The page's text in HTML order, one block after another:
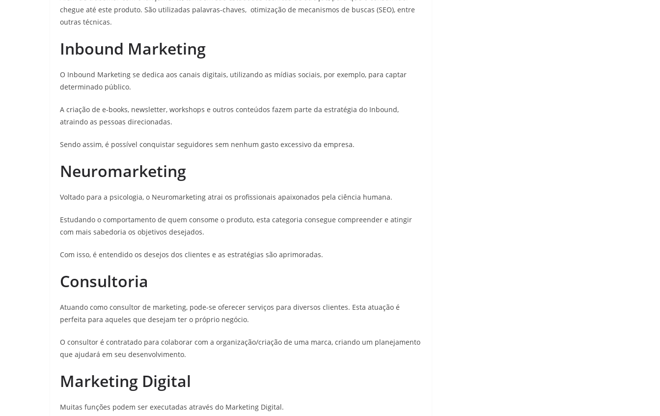
chegue até este produto. São utilizadas palavras-chaves, otimização de mecanismos de buscas (SEO), entre
outras técnicas.
Inbound Marketing
O Inbound Marketing se dedica aos canais digitais, utilizando as mídias sociais, por exemplo, para captar
determinado público.
A criação de e-books, newsletter, workshops e outros conteúdos fazem parte da estratégia do Inbound,
atraindo as pessoas direcionadas.
Sendo assim, é possível conquistar seguidores sem nenhum gasto excessivo da empresa.
Neuromarketing
Voltado para a psicologia, o Neuromarketing atrai os profissionais apaixonados pela ciência humana.
Estudando o comportamento de quem consome o produto, esta categoria consegue compreender e atingir
com mais sabedoria os objetivos desejados.
Com isso, é entendido os desejos dos clientes e as estratégias são aprimoradas.
Consultoria
Atuando como consultor de marketing, pode-se oferecer serviços para diversos clientes. Esta atuação é
perfeita para aqueles que desejam ter o próprio negócio.
O consultor é contratado para colaborar com a organização/criação de uma marca, criando um planejamento
que ajudará em seu desenvolvimento.
Marketing Digital
Muitas funções podem ser executadas através do Marketing Digital.